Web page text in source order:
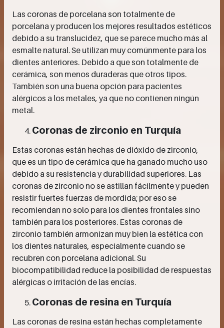
Las coronas de porcelana son totalmente de
porcelana y producen los mejores resultados estéticos
debido a su translucidez, que se parece mucho más al
esmalte natural. Se utilizan muy comúnmente para los
dientes anteriores. Debido a que son totalmente de
cerámica, son menos duraderas que otros tipos.
También son una buena opción para pacientes
alérgicos a los metales, ya que no contienen ningún
metal.
Coronas de zirconio en Turquía
Estas coronas están hechas de dióxido de zirconio,
que es un tipo de cerámica que ha ganado mucho uso
debido a su resistencia y durabilidad superiores. Las
coronas de zirconio no se astillan fácilmente y pueden
resistir fuertes fuerzas de mordida; por eso se
recomiendan no solo para los dientes frontales sino
también para los posteriores. Estas coronas de
zirconio también armonizan muy bien la estética con
los dientes naturales, especialmente cuando se
recubren con porcelana adicional. Su
biocompatibilidad reduce la posibilidad de respuestas
alérgicas o irritación de las encías.
Coronas de resina en Turquía
Las coronas de resina están hechas completamente